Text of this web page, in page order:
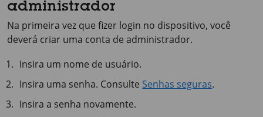
administrador
Na primeira vez que fizer login no dispositivo, você
deverá criar uma conta de administrador.
Insira um nome de usuário.
Insira uma senha. Consulte Senhas seguras.
Insira a senha novamente.